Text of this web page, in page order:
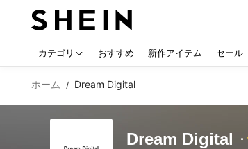
カテゴリ おすすめ 新作アイテム セール
ホーム / Dream Digital
Dream Digital